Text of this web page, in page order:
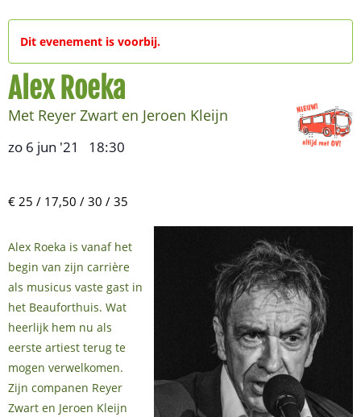
Dit evenement is voorbij.
Alex Roeka
Met Reyer Zwart en Jeroen Kleijn
zo 6 jun '21 18:30
€ 25 / 17,50 / 30 / 35
Alex Roeka is vanaf het
begin van zijn carrière
als musicus vaste gast in
het Beauforthuis. Wat
heerlijk hem nu als
eerste artiest terug te
mogen verwelkomen.
Zijn companen Reyer
Zwart en Jeroen Kleijn